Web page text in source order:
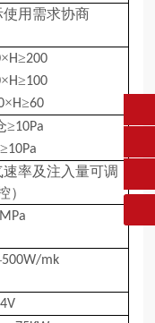
用需求协商
×H≥200
×H≥100
×H≥60
≥10Pa
≥10Pa
率及注入量可调
）
500W/mk
84612207